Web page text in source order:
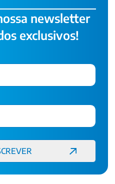
newsletter
exclusivos!